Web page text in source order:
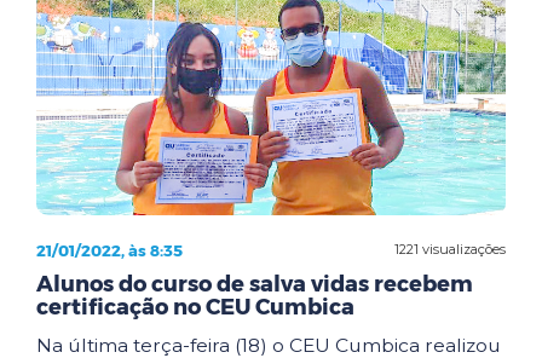
1221 visualizações
21/01/2022, às 8:35
Alunos do curso de salva vidas recebem
certificação no CEU Cumbica
Na última terça-feira (18) o CEU Cumbica realizou